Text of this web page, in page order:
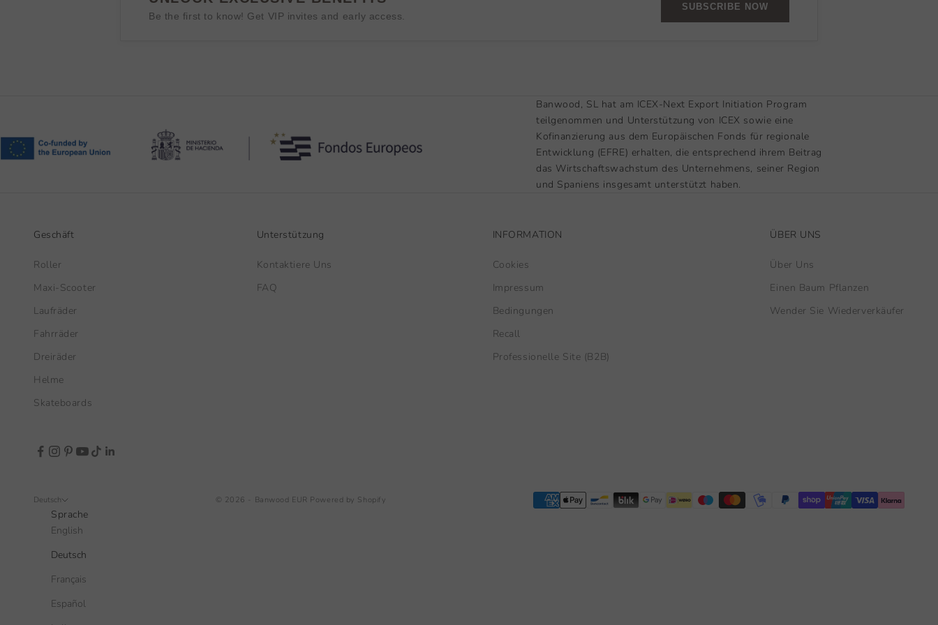
Be the first to know! Get VIP invites and early access.
SUBSCRIBE NOW
Banwood, SL hat am ICEX-Next Export Initiation Program
teilgenommen und Unterstützung von ICEX sowie eine
Kofinanzierung aus dem Europäischen Fonds für regionale
Entwicklung (EFRE) erhalten, die entsprechend ihrem Beitrag
das Wirtschaftswachstum des Unternehmens, seiner Region
und Spaniens insgesamt unterstützt haben.
Geschäft
Roller
Maxi-Scooter
Laufräder
Fahrräder
Dreiräder
Helme
Skateboards
Unterstützung
Kontaktiere Uns
FAQ
INFORMATION
Cookies
Impressum
Bedingungen
Recall
Professionelle Site (B2B)
ÜBER UNS
Über Uns
Einen Baum Pflanzen
Wender Sie Wiederverkäufer
Deutsch
Sprache
English
Deutsch
Français
Español
© 2026 - Banwood EUR Powered by Shopify